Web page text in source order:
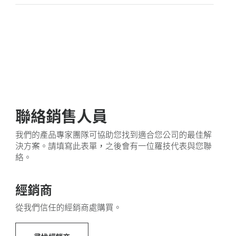
安心部署 Logitech 商務鍵盤。Signature Slim Wired
Signature Slim Wired K620 for Business 的塑膠零件包
含 66% 經認證的消費後回收塑料 不含印刷電路板 (PWA)
，讓舊消費性電子產
品的廢棄塑膠可再次利用，並有助於減少我們的碳足
跡。
聯絡銷售人員
我們的產品專家團隊可協助您找到適合您公司的最佳解
決方案。請填寫此表單，之後會有一位羅技代表與您聯
絡。
經銷商
從我們信任的經銷商處購買。